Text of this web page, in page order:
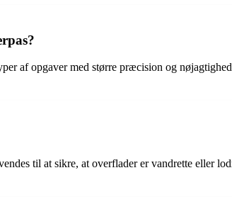
af opgaver med større præcision og
til at sikre, at overflader er vandrette eller